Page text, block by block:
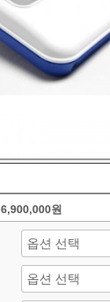
6,900,000원